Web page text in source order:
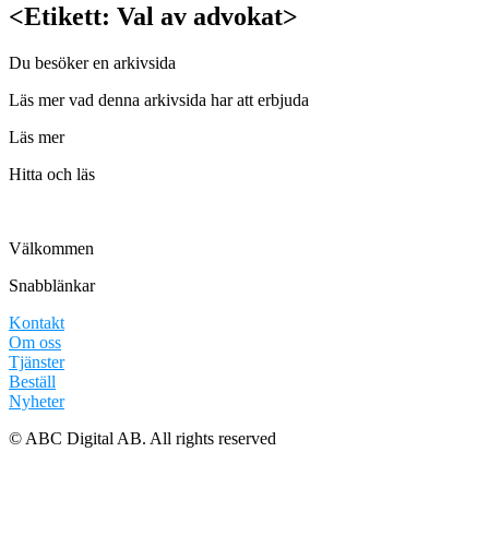
<Etikett: Val av advokat>
Du besöker en arkivsida
Läs mer vad denna arkivsida har att erbjuda
Läs mer
Hitta och läs
Välkommen
Snabblänkar
Kontakt
Om oss
Tjänster
Beställ
Nyheter
© ABC Digital AB. All rights reserved